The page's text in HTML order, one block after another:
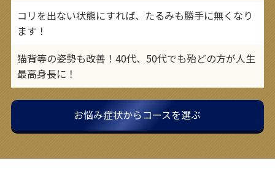
コリを出ない状態にすれば、たるみも勝手に無くなり
ます！
猫背等の姿勢も改善！40代、50代でも殆どの方が人生
最高身長に！
お悩み症状からコースを選ぶ